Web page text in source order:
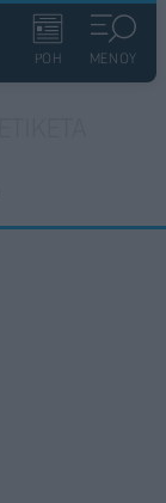
ΡΟΗ ΜΕΝΟΥ